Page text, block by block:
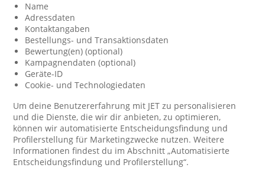
Name
Adressdaten
Kontaktangaben
Bestellungs- und Transaktionsdaten
Bewertung(en) (optional)
Kampagnendaten (optional)
Geräte-ID
Cookie- und Technologiedaten
Um deine Benutzererfahrung mit JET zu personalisieren
und die Dienste, die wir dir anbieten, zu optimieren,
können wir automatisierte Entscheidungsfindung und
Profilerstellung für Marketingzwecke nutzen. Weitere
Informationen findest du im Abschnitt „Automatisierte
Entscheidungsfindung und Profilerstellung“.